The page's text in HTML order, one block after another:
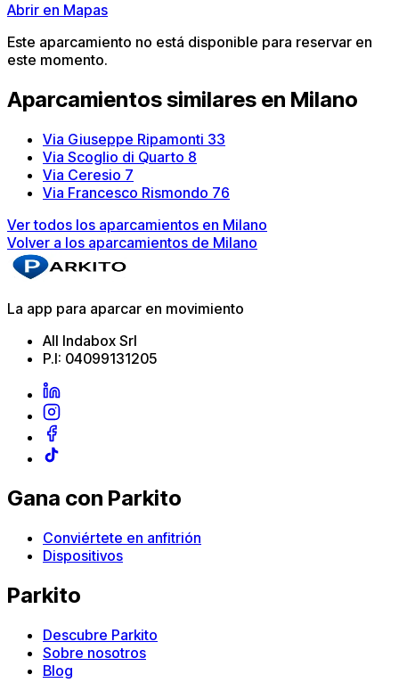
Abrir en Mapas
Este aparcamiento no está disponible para reservar en
este momento.
Aparcamientos similares en Milano
Via Giuseppe Ripamonti 33
Via Scoglio di Quarto 8
Via Ceresio 7
Via Francesco Rismondo 76
Ver todos los aparcamientos en Milano
Volver a los aparcamientos de Milano
La app para aparcar en movimiento
All Indabox Srl
P.I: 04099131205
Gana con Parkito
Conviértete en anfitrión
Dispositivos
Parkito
Descubre Parkito
Sobre nosotros
Blog